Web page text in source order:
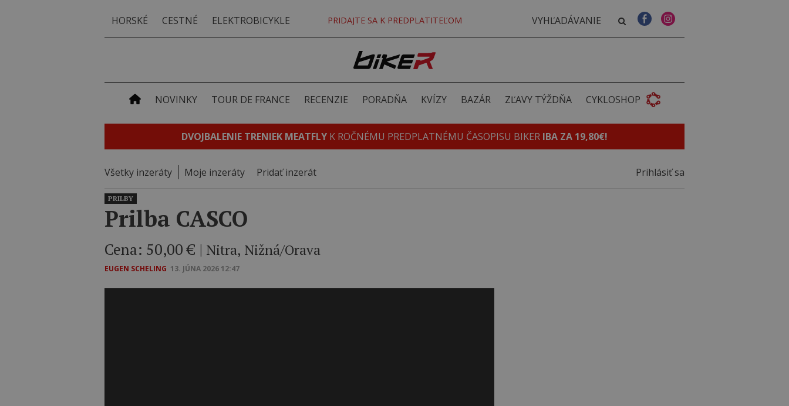
HORSKÉ CESTNÉ ELEKTROBICYKLE PRIDAJTE SA K PREDPLATITEĽOM
NOVINKY TOUR DE FRANCE RECENZIE PORADŇA KVÍZY BAZÁR ZĽAVY TÝŽDŇA CYKLOSHOP
DVOJBALENIE TRENIEK MEATFLY K ROČNÉMU PREDPLATNÉMU ČASOPISU BIKER IBA ZA 19,80€!
Všetky inzeráty Moje inzeráty Pridať inzerát Prihlásiť sa
PRILBY
Prilba CASCO
Cena: 50,00€ | Nitra, Nižná/Orava
EUGEN SCHELING 13. JÚNA 2026 12:47